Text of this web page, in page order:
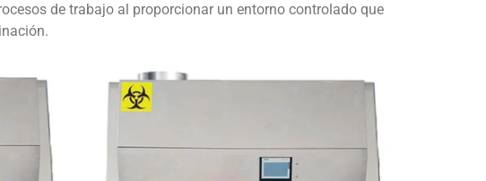
de trabajo al proporcionar un entorno controlado que